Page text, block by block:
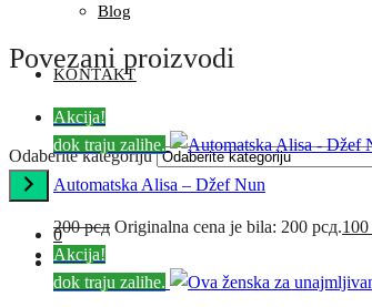
Blog
KONTAKT
Odaberite kategoriju
0
Povezani proizvodi
Akcija!
dok traju zalihe.
Automatska Alisa – Džef Nun
200рсд Originalna cena je bila: 200 рсд.100
Akcija!
dok traju zalihe.